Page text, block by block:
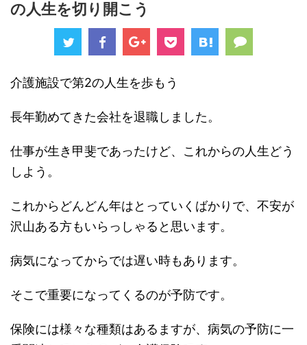
の人生を切り開こう
介護施設で第2の人生を歩もう
長年勤めてきた会社を退職しました。
仕事が生き甲斐であったけど、これからの人生どう
しよう。
これからどんどん年はとっていくばかりで、不安が
沢山ある方もいらっしゃると思います。
病気になってからでは遅い時もあります。
そこで重要になってくるのが予防です。
保険には様々な種類はあるますが、病気の予防に一